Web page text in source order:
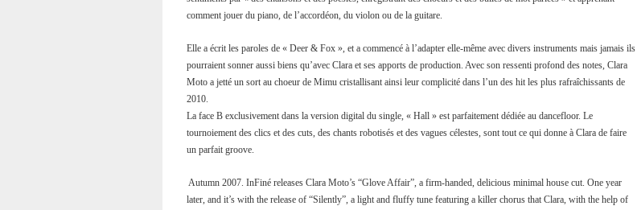
comment jouer du piano, de l’accordéon, du violon ou de la guitare.
Elle a écrit les paroles de « Deer & Fox », et a commencé à l’adapter elle-même avec divers instruments mais jamais ils
pourraient sonner aussi biens qu’avec Clara et ses apports de production. Avec son ressenti profond des notes, Clara
Moto a jetté un sort au choeur de Mimu cristallisant ainsi leur complicité dans l’un des hit les plus rafraîchissants de
2010.
La face B exclusivement dans la version digital du single, « Hall » est parfaitement dédiée au dancefloor. Le
tournoiement des clics et des cuts, des chants robotisés et des vagues célestes, sont tout ce qui donne à Clara de faire
un parfait groove.
Autumn 2007. InFiné releases Clara Moto’s “Glove Affair”, a firm-handed, delicious minimal house cut. One year
later, and it’s with the release of “Silently”, a light and fluffy tune featuring a killer chorus that Clara, with the help of